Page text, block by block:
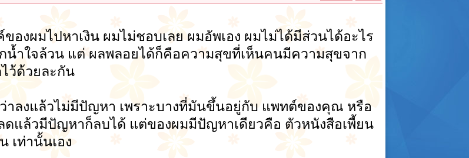
องผมไปหาเงิน ผมไม่ชอบเลย ผมอัพเอง ผมไม่ได้มีส่วนได้อะไร
กน้ำใจล้วน แต่ ผลพลอยได้ก็คือความสุขที่เห็นคนมีความสุขจาก
ว้ด้วยละกัน
ว่าลงแล้วไม่มีปัญหา เพราะบางที่มันขึ้นอยู่กับ แพทต์ของคุณ หรือ
ดแล้วมีปัญหาก็ลบได้ แต่ของผมมีปัญหาเดียวคือ ตัวหนังสือเพี้ยน
เท่านั้นเอง